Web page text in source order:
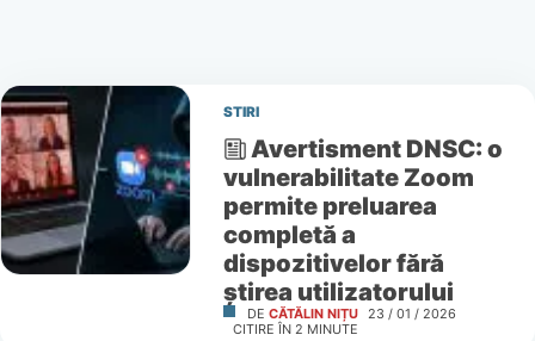
STIRI
Avertisment DNSC: o
vulnerabilitate Zoom
permite preluarea
completă a
dispozitivelor fără
știrea utilizatorului
DE CĂTĂLIN NIȚU 23 / 01 / 2026
CITIRE ÎN 2 MINUTE